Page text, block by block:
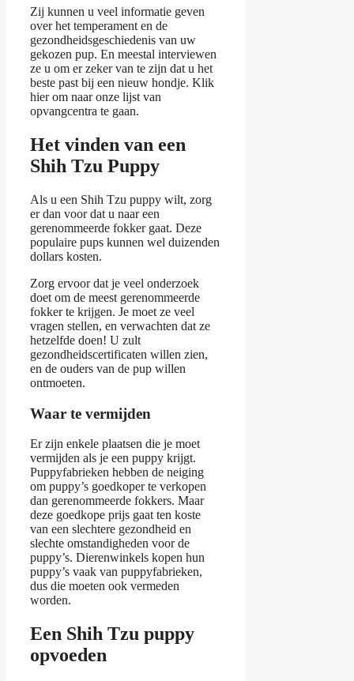
Zij kunnen u veel informatie geven
over het temperament en de
gezondheidsgeschiedenis van uw
gekozen pup. En meestal interviewen
ze u om er zeker van te zijn dat u het
beste past bij een nieuw hondje. Klik
hier om naar onze lijst van
opvangcentra te gaan.
Het vinden van een
Shih Tzu Puppy
Als u een Shih Tzu puppy wilt, zorg
er dan voor dat u naar een
gerenommeerde fokker gaat. Deze
populaire pups kunnen wel duizenden
dollars kosten.
Zorg ervoor dat je veel onderzoek
doet om de meest gerenommeerde
fokker te krijgen. Je moet ze veel
vragen stellen, en verwachten dat ze
hetzelfde doen! U zult
gezondheidscertificaten willen zien,
en de ouders van de pup willen
ontmoeten.
Waar te vermijden
Er zijn enkele plaatsen die je moet
vermijden als je een puppy krijgt.
Puppyfabrieken hebben de neiging
om puppy’s goedkoper te verkopen
dan gerenommeerde fokkers. Maar
deze goedkope prijs gaat ten koste
van een slechtere gezondheid en
slechte omstandigheden voor de
puppy’s. Dierenwinkels kopen hun
puppy’s vaak van puppyfabrieken,
dus die moeten ook vermeden
worden.
Een Shih Tzu puppy
opvoeden